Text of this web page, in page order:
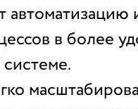
в более